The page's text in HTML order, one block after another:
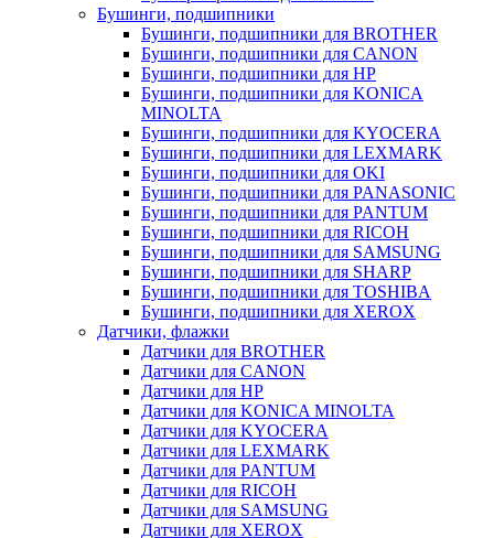
Бушинги, подшипники
Бушинги, подшипники для BROTHER
Бушинги, подшипники для CANON
Бушинги, подшипники для HP
Бушинги, подшипники для KONICA
MINOLTA
Бушинги, подшипники для KYOCERA
Бушинги, подшипники для LEXMARK
Бушинги, подшипники для OKI
Бушинги, подшипники для PANASONIC
Бушинги, подшипники для PANTUM
Бушинги, подшипники для RICOH
Бушинги, подшипники для SAMSUNG
Бушинги, подшипники для SHARP
Бушинги, подшипники для TOSHIBA
Бушинги, подшипники для XEROX
Датчики, флажки
Датчики для BROTHER
Датчики для CANON
Датчики для HP
Датчики для KONICA MINOLTA
Датчики для KYOCERA
Датчики для LEXMARK
Датчики для PANTUM
Датчики для RICOH
Датчики для SAMSUNG
Датчики для XEROX